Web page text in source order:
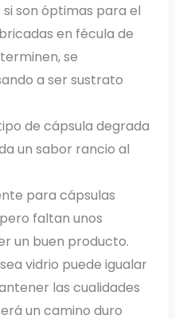
son óptimas para el
en fécula de
se
a ser sustrato
de cápsula degrada
un sabor rancio al
para cápsulas
faltan unos
un buen producto.
vidrio puede igualar
las cualidades
un camino duro